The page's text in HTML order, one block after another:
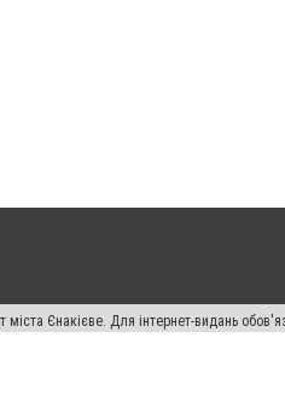
Єнакієве. Для інтернет-видань